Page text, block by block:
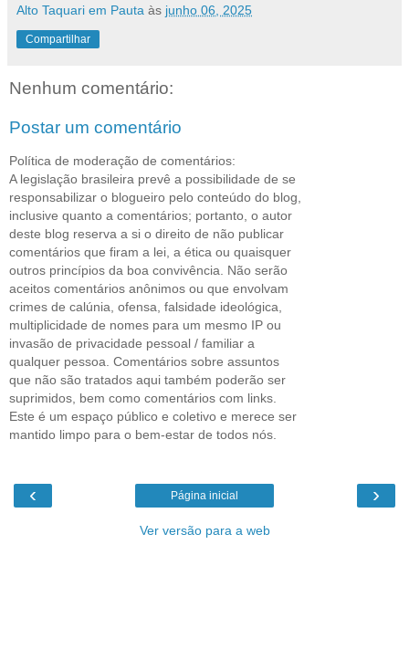
Alto Taquari em Pauta às junho 06, 2025
Compartilhar
Nenhum comentário:
Postar um comentário
Política de moderação de comentários:
A legislação brasileira prevê a possibilidade de se
responsabilizar o blogueiro pelo conteúdo do blog,
inclusive quanto a comentários; portanto, o autor
deste blog reserva a si o direito de não publicar
comentários que firam a lei, a ética ou quaisquer
outros princípios da boa convivência. Não serão
aceitos comentários anônimos ou que envolvam
crimes de calúnia, ofensa, falsidade ideológica,
multiplicidade de nomes para um mesmo IP ou
invasão de privacidade pessoal / familiar a
qualquer pessoa. Comentários sobre assuntos
que não são tratados aqui também poderão ser
suprimidos, bem como comentários com links.
Este é um espaço público e coletivo e merece ser
mantido limpo para o bem-estar de todos nós.
‹ ›
Página inicial
Ver versão para a web